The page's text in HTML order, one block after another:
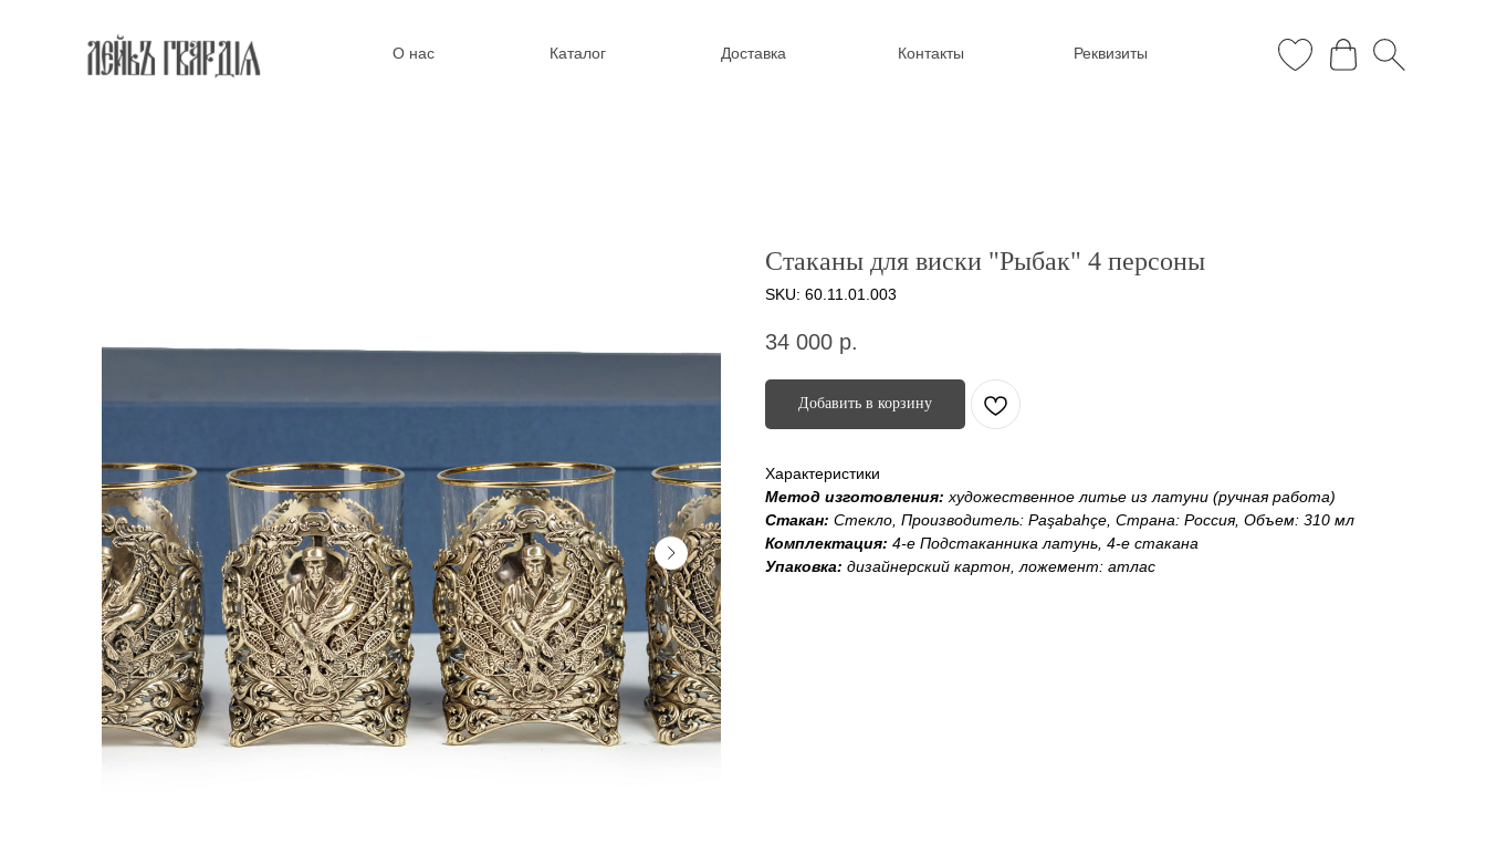
Каталог Доставка Контакты Реквизиты
О нас
Стаканы для виски "Рыбак" 4 персоны
SKU: 60.11.01.003
34 000 р.
Добавить в корзину
Характеристики
Метод изготовления:художественное литье из латуни (ручная работа)
Стакан: Стекло, Производитель: Paşabahçe, Страна: Россия, Объем: 310 мл
Комплектация: 4-е Подстаканника латунь, 4-е стакана
Упаковка: дизайнерский картон, ложемент: атлас